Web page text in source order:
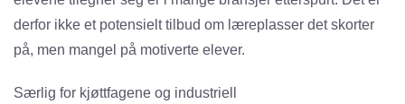
derfor ikke et potensielt tilbud om læreplasser det skorter
på, men mangel på motiverte elever.
Særlig for kjøttfagene og industriell